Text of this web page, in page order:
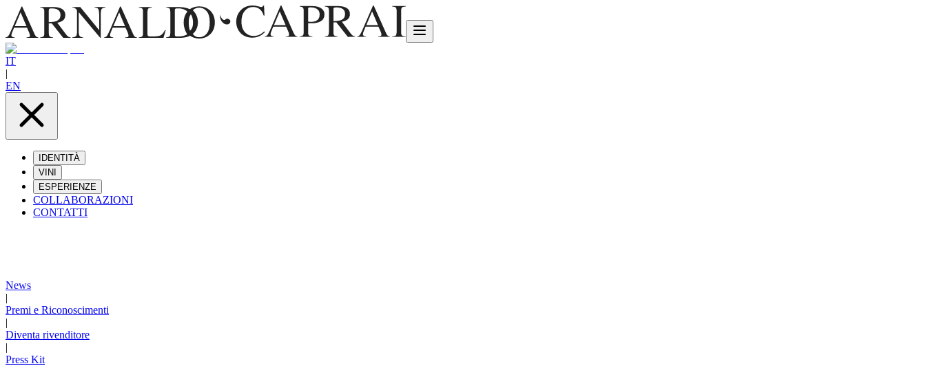
IT
|
EN
IDENTITÀ
VINI
ESPERIENZE
COLLABORAZIONI
CONTATTI
News
|
Premi e Riconoscimenti
|
Diventa rivenditore
|
Press Kit